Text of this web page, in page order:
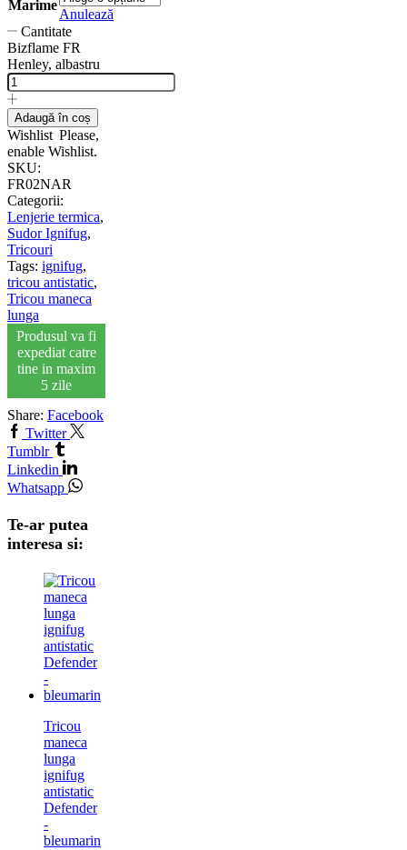
Marime
Anulează
Cantitate
Bizflame FR
Henley, albastru
Adaugă în coș
Wishlist Please,
enable Wishlist.
SKU:
FR02NAR
Categorii:
Lenjerie termica,
Sudor Ignifug,
Tricouri
Tags: ignifug,
tricou antistatic,
Tricou maneca
lunga
Produsul va fi
expediat catre
tine in maxim
5 zile
Share: Facebook
Twitter
Tumblr
Linkedin
Whatsapp
Te-ar putea
interesa si:
Tricou
maneca
lunga
ignifug
antistatic
Defender
-
bleumarin